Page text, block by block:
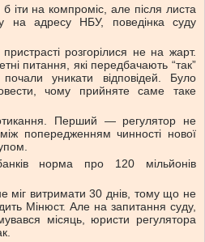
іти на компроміс, але після листа
на адресу НБУ, поведінка суду
розгорілися не на жарт.
питання, які передбачають “так”
уникати відповідей. Було
чому прийняте саме таке
Перший — регулятор не
попередженням чинності нової
норма про 120 мільйонів
міг витримати 30 днів, тому що не
Мінюст. Але на запитання суду,
місяць, юристи регулятора